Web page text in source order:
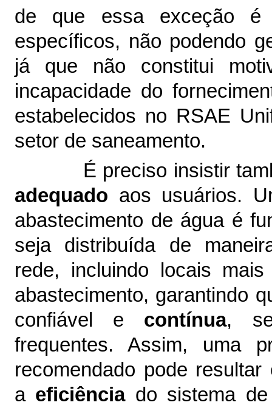
de que essa exceção é
específicos, não podendo
já que não constitui
incapacidade do
estabelecidos no RSAE
setor de saneamento.
É preciso insistir
adequado aos usuários.
abastecimento de água é
seja distribuída de
rede, incluindo locais
abastecimento, garantindo
confiável e contínua,
frequentes. Assim, uma
recomendado pode
a eficiênciado sistema de